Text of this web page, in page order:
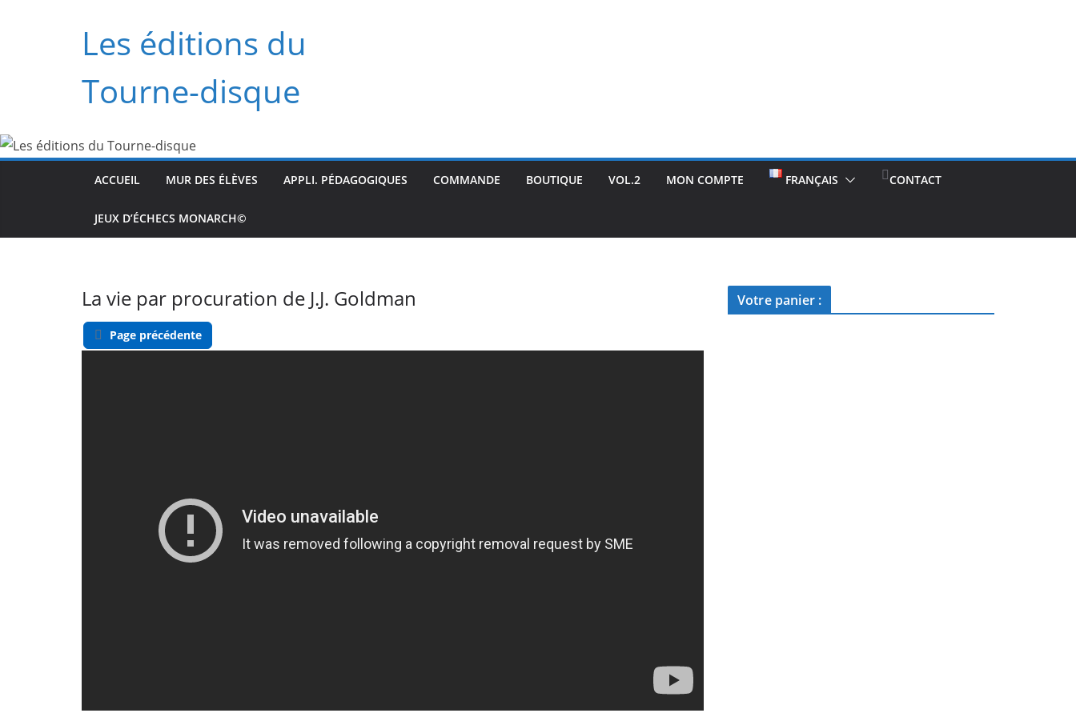
Les éditions du
Tourne-disque
ACCUEIL MUR DES ÉLÈVES APPLI. PÉDAGOGIQUES COMMANDE BOUTIQUE VOL.2 MON COMPTE FRANÇAIS CONTACT
JEUX D’ÉCHECS MONARCH©
La vie par procuration de J.J. Goldman
Page précédente
Votre panier :